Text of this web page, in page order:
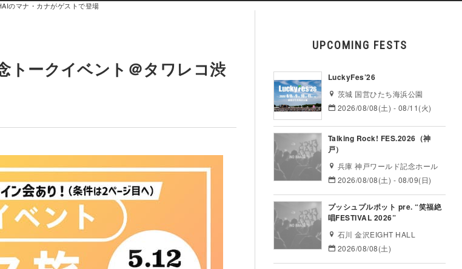
のマナ・カナがゲストで登場
トークイベント＠タワレコ渋
UPCOMING FESTS
LuckyFes’26
茨城 国営ひたち海浜公園
2026/08/08(土) - 08/11(火)
Talking Rock! FES.2026（神
戸）
兵庫 神戸ワールド記念ホール
2026/08/08(土) - 08/09(日)
プッシュプルポット pre. “笑福絶
唱FESTIVAL 2026”
石川 金沢EIGHT HALL
2026/08/08(土)